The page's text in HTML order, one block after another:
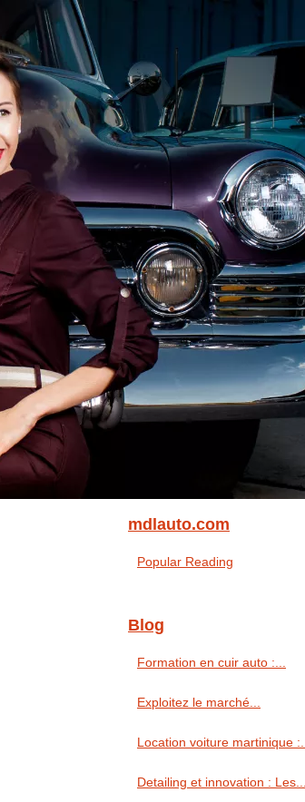
mdlauto.com
Popular Reading
Blog
Formation en cuir auto :...
Exploitez le marché...
Location voiture martinique :...
Detailing et innovation : Les...